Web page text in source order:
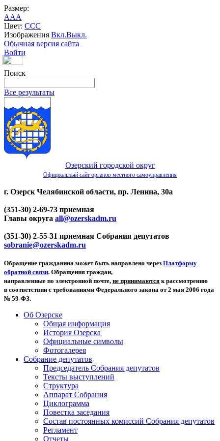
Размер:
AAA
Цвет: CCC
Изображения Вкл.Выкл.
Обычная версия сайта
Войти
Поиск
Все результаты
Озерский городской округ
Официальный сайт органов местного самоуправления
г. Озерск Челябинской области, пр. Ленина, 30а
(351-30) 2-69-73 приемная
Главы округа all@ozerskadm.ru
(351-30) 2-55-31 приемная Собрания депутатов
sobranie@ozerskadm.ru
Обращение гражданина может быть направлено через Платформу
обратной связи. Обращения граждан,
направленные по электронной почте, не принимаются к рассмотрению
в соответствии с требованиями Федерального закона от 2 мая 2006 года
№ 59-ФЗ.
Об Озерске
Общая информация
История Озерска
Официальные символы
Фотогалерея
Собрание депутатов
Председатель Собрания депутатов
Тексты выступлений
Структура
Аппарат Собрания
Циклограмма
Повестка заседания
Состав постоянных комиссий Собрания депутатов
Регламент
Отчеты